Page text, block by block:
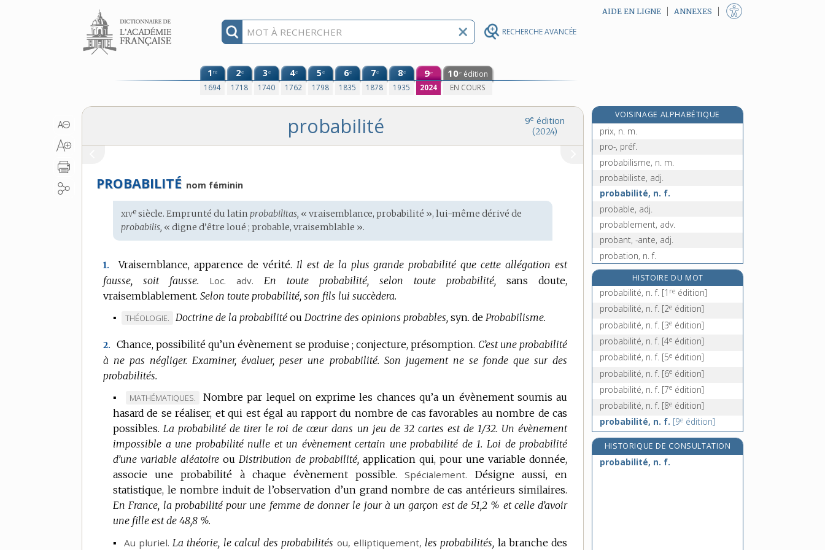
RECHERCHE AVANCÉE
Aller au contenu AIDE EN LIGNE ANNEXES
1re
1694
2e
1718
3e
1740
4e
1762
5e
1798
6e
1835
7e
1878
8e
1935
9e
2024
10e édition
EN COURS
9e édition
(2024)
probabilité
PROBABILITÉ nom féminin
Étymologie
:
xive siècle. Emprunté dulatin probabilitas, « vraisemblance, probabilité », lui-même dérivé de
probabilis, « digne d’être loué ; probable, vraisemblable ».
1. Vraisemblance, apparence de vérité. Il est de la plus grande probabilité que cette allégation est
fausse, soit fausse.
Loc. adv. En toute probabilité, selon toute probabilité,
sans doute,
vraisemblablement. Selon toute probabilité, son fils lui succèdera.
▪
MARQUE
DOMAINE
THÉOLOGIE. Doctrine de la probabilité ou Doctrine des opinions probables, syn. de Probabilisme.
2. Chance, possibilité qu’un évènement se produise ; conjecture, présomption. C’est une probabilité
à ne pas négliger. Examiner, évaluer, peser une probabilité. Son jugement ne se fonde que sur des
probabilités.
▪
MARQUE
DE
DOMAINE
:
MATHÉMATIQUES.
Nombre par lequel on exprime les chances qu’a un évènement soumis au
hasard de se réaliser, et qui est égal au rapport du nombre de cas favorables au nombre de cas
possibles. La probabilité de tirer le roi de cœur dans un jeu de 32 cartes est de 1/32. Un évènement
impossible a une probabilité nulle et un évènement certain une probabilité de 1. Loi de probabilité
d’une variable aléatoire ouDistribution de probabilité, application qui, pour une variable donnée,
associe une probabilité à chaque évènement possible.
Spécialement.
Désigne aussi, en
statistique, le nombre induit de l’observation d’un grand nombre de cas antérieurs similaires.
En France, la probabilité pour une femme de donner le jour à un garçon est de 51,2 % et celle d’avoir
une fille est de 48,8 %.
▪ Au pluriel. La théorie, le calcul des probabilités ou, elliptiquement, les probabilités, la branche des
VOISINAGE ALPHABÉTIQUE
privilégier, v. tr.
prix, n. m.
pro-, préf.
probabilisme, n. m.
probabiliste, adj.
probabilité, n. f.
probable, adj.
probablement, adv.
probant, -ante, adj.
probation, n. f.
probatique, adj.
probatoire, adj.
probiotique, n. m. et adj.
probité, n. f.
HISTOIRE DU MOT
probabilité, n. f. [1 re édition]
probabilité, n. f. [2e édition]
probabilité, n. f. [3e édition]
probabilité, n. f. [4e édition]
probabilité, n. f. [5e édition]
probabilité, n. f. [6e édition]
probabilité, n. f. [7e édition]
probabilité, n. f. [8e édition]
probabilité, n. f. [9e édition]
HISTORIQUE DE CONSULTATION
probabilité, n. f.